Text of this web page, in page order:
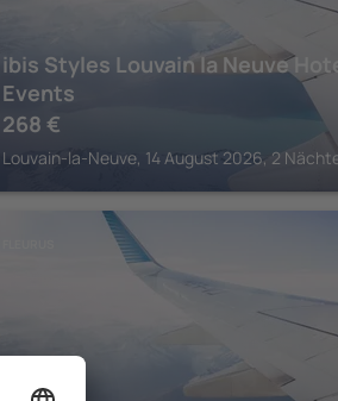
ibis Styles Louvain la Neuve
Events
268 €
Louvain-la-Neuve, 14 August 2026, 2